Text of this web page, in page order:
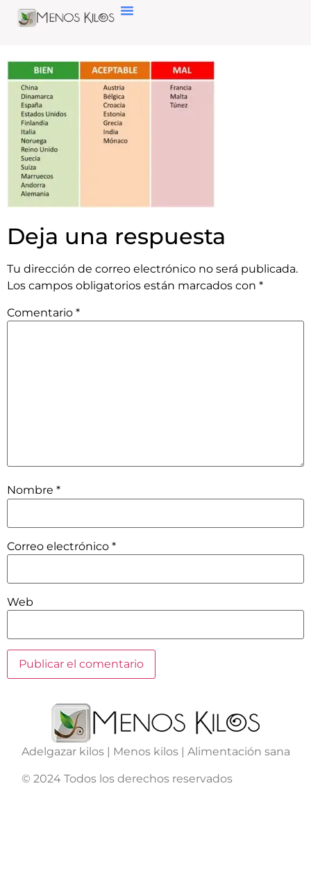
Deja una respuesta
Tu dirección de correo electrónico no será publicada.
Los campos obligatorios están marcados con *
Comentario *
Nombre *
Correo electrónico *
Web
Adelgazar kilos | Menos kilos | Alimentación sana
© 2024 Todos los derechos reservados